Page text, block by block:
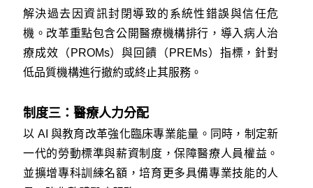
解決過去因資訊封閉導致的系統性錯誤與信任危
機。改革重點包含公開醫療機構排行，導入病人治
療成效（PROMs）與回饋（PREMs）指標，針對
低品質機構進行撤約或終止其服務。
制度三：醫療人力分配
以 AI 與教育改革強化臨床專業能量。同時，制定新
一代的勞動標準與薪資制度，保障醫療人員權益。
並擴增專科訓練名額，培育更多具備專業技能的人